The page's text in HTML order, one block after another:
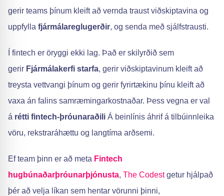
gerir teams þínum kleift að vernda traust viðskiptavina og
uppfylla fjármálareglugerðir, og senda með sjálfstrausti.
Í fintech er öryggi ekki lag. Það er skilyrðið sem
gerir Fjármálakerfi starfa, gerir viðskiptavinum kleift að
treysta vettvangi þínum og gerir fyrirtækinu þínu kleift að
vaxa án falins samræmingarkostnaðar. Þess vegna er val
á rétti fintech-þróunaraðili Á beinlínis áhrif á tilbúinnleika
vöru, rekstraráhættu og langtíma arðsemi.
Ef team þinn er að meta Fintech
hugbúnaðarþróunarþjónusta, The Codestgetur hjálpað
þér að velja líkan sem hentar vörunni þinni,